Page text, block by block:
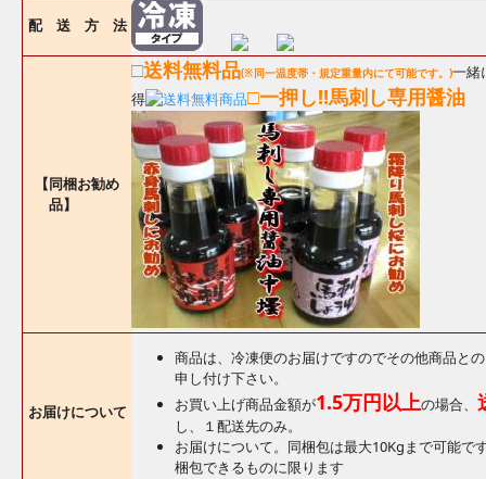
配 送 方 法
【同梱お勧め
品】
□送料無料品(※同一温度帯・規定重量内にて可能です。)一緒
得
□一押し!!馬刺し専用醤油
お届けについて
商品は、冷凍便のお届けですのでその他商品と
申し付け下さい。
お買い上げ商品金額が1.5万円以上の場合、
し、１配送先のみ。
お届けについて。同梱包は最大10Kgまで可能で
梱包できるものに限ります